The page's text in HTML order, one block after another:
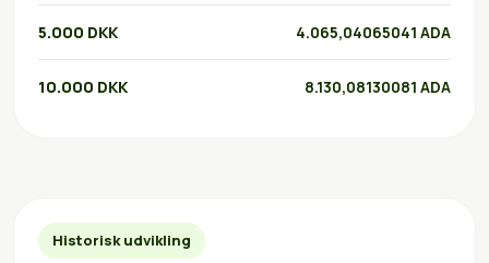
5.000 DKK 4.065,04065041 ADA
10.000 DKK 8.130,08130081 ADA
Historisk udvikling